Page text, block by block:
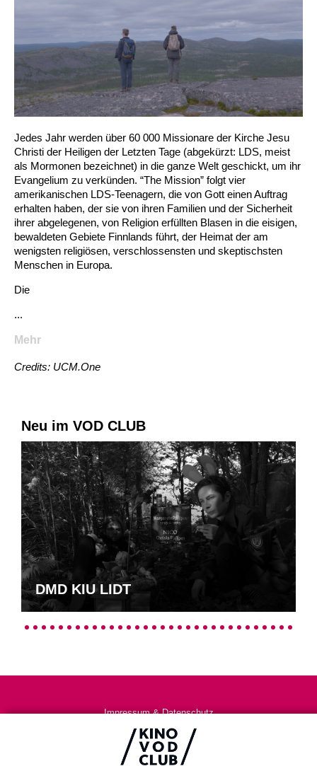
Jedes Jahr werden über 60 000 Missionare der Kirche Jesu
Christi der Heiligen der Letzten Tage (abgekürzt: LDS, meist
als Mormonen bezeichnet) in die ganze Welt geschickt, um ihr
Evangelium zu verkünden. “The Mission” folgt vier
amerikanischen LDS-Teenagern, die von Gott einen Auftrag
erhalten haben, der sie von ihren Familien und der Sicherheit
ihrer abgelegenen, von Religion erfüllten Blasen in die eisigen,
bewaldeten Gebiete Finnlands führt, der Heimat der am
wenigsten religiösen, verschlossensten und skeptischsten
Menschen in Europa.
Die
...
Mehr
Credits: UCM.One
Neu im VOD CLUB
DMD KIU LIDT
Impressum & Datenschutz
AGB
Kontakt